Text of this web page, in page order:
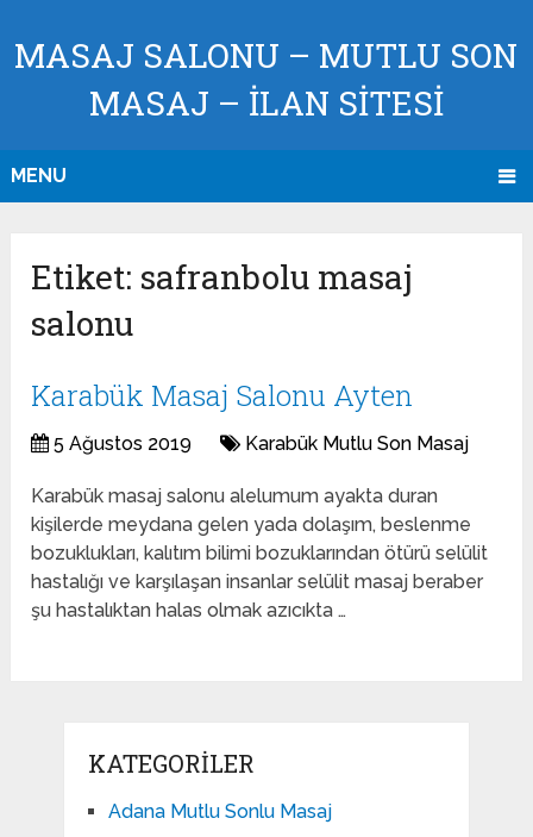
MASAJ SALONU – MUTLU SON
MASAJ – İLAN SİTESİ
MENU
Etiket: safranbolu masaj
salonu
Karabük Masaj Salonu Ayten
5 Ağustos 2019 Karabük Mutlu Son Masaj
Karabük masaj salonu alelumum ayakta duran
kişilerde meydana gelen yada dolaşım, beslenme
bozuklukları, kalıtım bilimi bozuklarından ötürü selülit
hastalığı ve karşılaşan insanlar selülit masaj beraber
şu hastalıktan halas olmak azıcıkta …
KATEGORILER
Adana Mutlu Sonlu Masaj